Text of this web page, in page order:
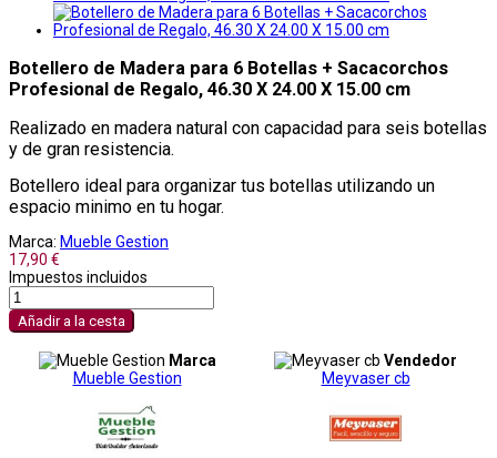
Botellero de Madera para 6 Botellas + Sacacorchos
Profesional de Regalo, 46.30 X 24.00 X 15.00 cm
Realizado en madera natural con capacidad para seis botellas
y de gran resistencia.
Botellero ideal para organizar tus botellas utilizando un
espacio minimo en tu hogar.
Marca: Mueble Gestion
17,90 €
Impuestos incluidos
Añadir a la cesta
Marca
Mueble Gestion
Vendedor
Meyvaser cb